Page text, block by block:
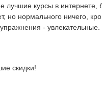
курсы в интернете,
но нормального ничего,
-
скидки!